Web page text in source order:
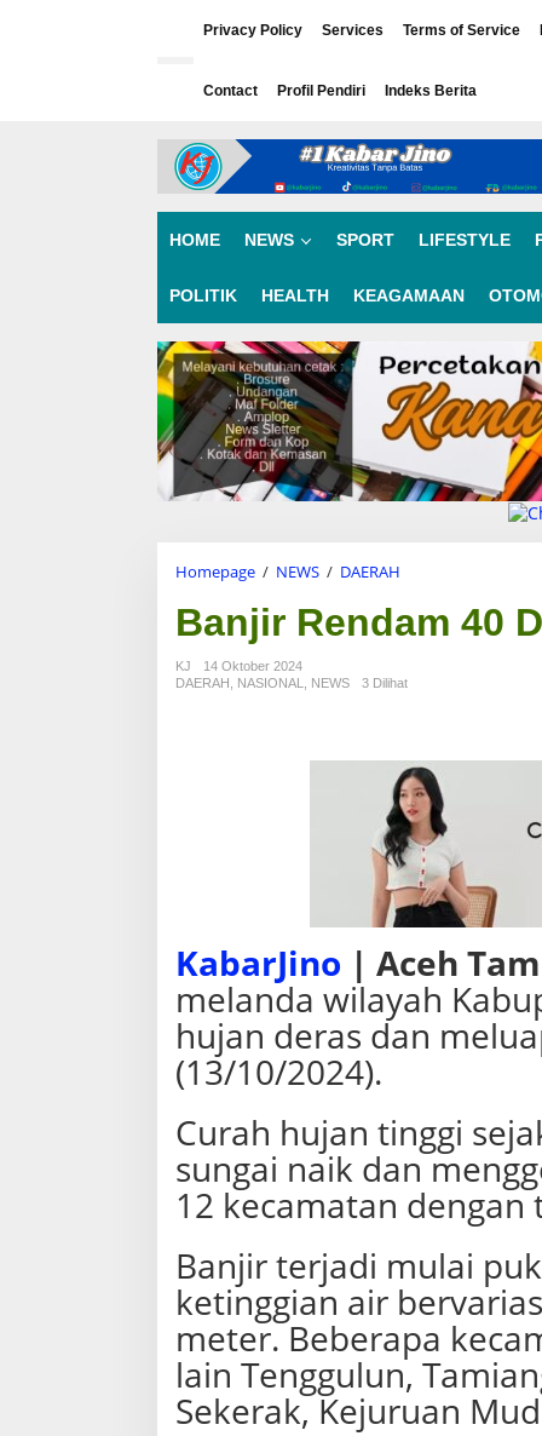
Privacy Policy Services Terms of Service
Contact Profil Pendiri Indeks Berita
HOME NEWS SPORT LIFESTYLE
POLITIK HEALTH KEAGAMAAN
Homepage / NEWS / DAERAH
n
j
r
d
a
m
4
0
D
e
d
A
c
e
m
a
n
Banjir Rendam 40
KJ
14 Oktober 2024
DAERAH
NASIONAL NEWS 3 Dilihat
KabarJino | Aceh
melanda wilayah
hujan deras dan
(13/10/2024).
Curah hujan tinggi
sungai naik dan
12 kecamatan
Banjir terjadi mulai
ketinggian air
meter. Beberapa
lain Tenggulun,
Sekerak, Kejuruan